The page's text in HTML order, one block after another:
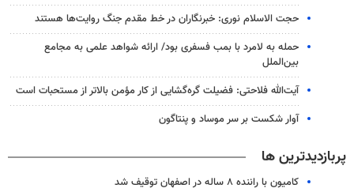
حجت الاسلام نوری: خبرنگاران در خط مقدم جنگ روایت‌ها هستند
حمله به لامرد با بمب فسفری بود/ ارائه شواهد علمی به مجامع
بین‌الملل
آیت‌الله فلاحتی: فضیلت گره‌گشایی از کار مؤمن بالاتر از مستحبات است
آوار شکست بر سر موساد و پنتاگون
پربازدیدترین ها
کامیون با راننده ۸ ساله در اصفهان توقیف شد